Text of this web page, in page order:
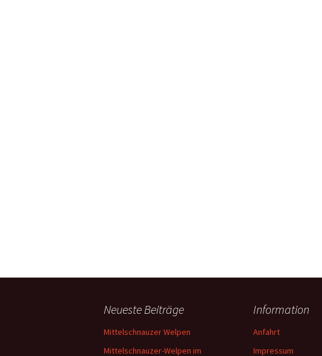
Neueste Beiträge
Mittelschnauzer Welpen
Mittelschnauzer-Welpen im
Information
Anfahrt
Impressum